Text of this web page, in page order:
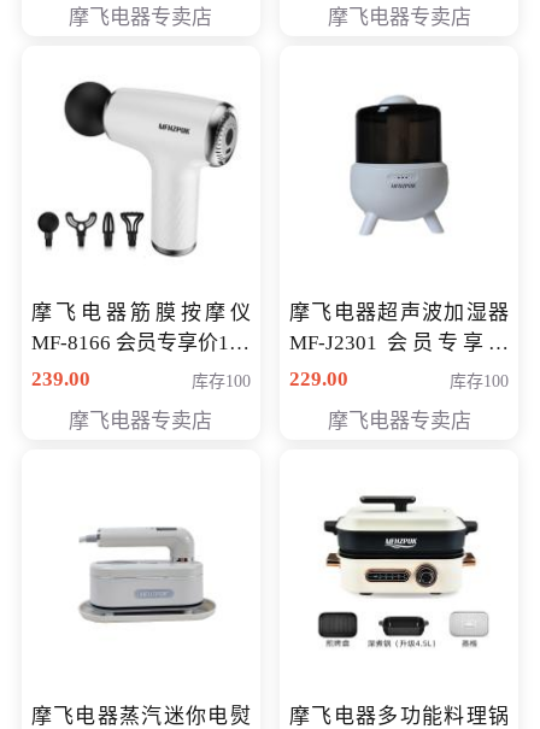
摩飞电器专卖店 摩飞电器专卖店
摩飞电器筋膜按摩仪
MF-8166 会员专享价168
元
239.00 库存100
摩飞电器专卖店
摩飞电器超声波加湿器
MF-J2301 会员专享价
168元
229.00 库存100
摩飞电器专卖店
摩飞电器蒸汽迷你电熨
摩飞电器多功能料理锅